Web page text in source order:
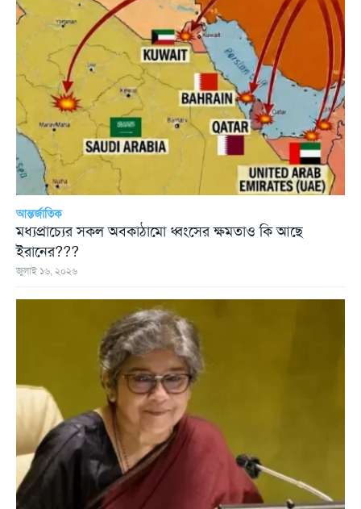
আন্তর্জাতিক
মধ্যপ্রাচ্যের সকল অবকাঠামো ধ্বংসের ক্ষমতাও কি আছে
ইরানের???
জুলাই ১৬, ২০২৬